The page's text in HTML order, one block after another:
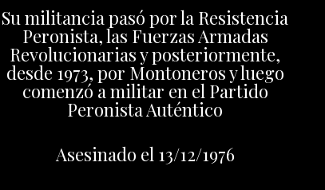
Su militancia pasó por la Resistencia
Peronista, las Fuerzas Armadas
Revolucionarias y posteriormente,
desde 1973, por Montoneros y luego
comenzó a militar en el Partido
Peronista Auténtico
Asesinado el 13/12/1976